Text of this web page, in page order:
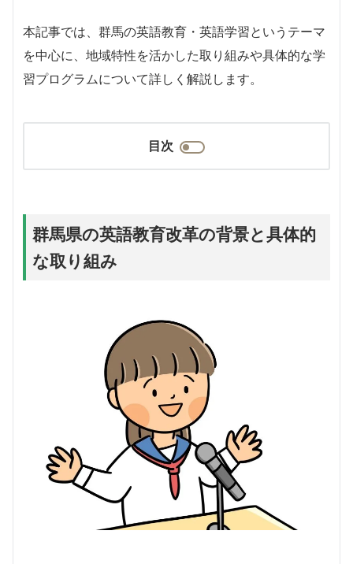
本記事では、群馬の英語教育・英語学習というテーマ
を中心に、地域特性を活かした取り組みや具体的な学
習プログラムについて詳しく解説します。
目次
群馬県の英語教育改革の背景と具体的
な取り組み